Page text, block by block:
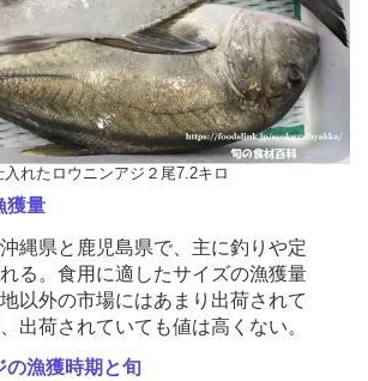
れたロウニンアジ２尾7.2キロ
獲量
縄県と鹿児島県で、主に釣りや定
る。食用に適したサイズの漁獲量
以外の市場にはあまり出荷されて
出荷されていても値は高くない。
漁獲時期と旬